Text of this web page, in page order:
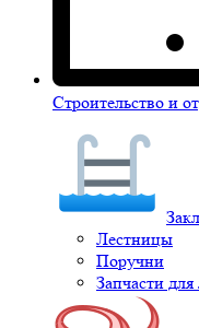
Строительство и
Лестницы
Поручни
Запчасти